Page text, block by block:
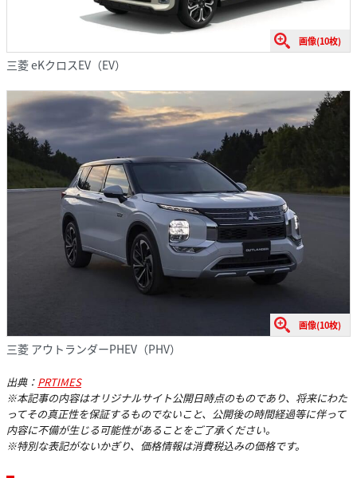
画像(10枚)
三菱 eKクロスEV（EV）
画像(10枚)
三菱 アウトランダーPHEV（PHV）
出典： PRTIMES
※本記事の内容はオリジナルサイト公開日時点のものであり、将来にわた
ってその真正性を保証するものでないこと、公開後の時間経過等に伴って
内容に不備が生じる可能性があることをご了承ください。
※特別な表記がないかぎり、価格情報は消費税込みの価格です。